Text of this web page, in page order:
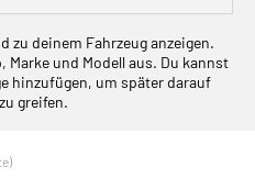
zu deinem Fahrzeug anzeigen.
Marke und Modell aus. Du kannst
hinzufügen, um später darauf
greifen.